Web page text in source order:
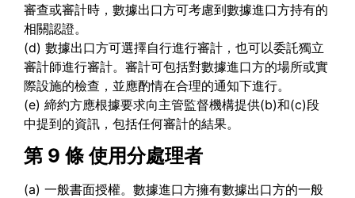
審查或審計時，數據出口方可考慮到數據進口方持有的
相關認證。
(d) 數據出口方可選擇自行進行審計，也可以委託獨立
審計師進行審計。審計可包括對數據進口方的場所或實
際設施的檢查，並應酌情在合理的通知下進行。
(e) 締約方應根據要求向主管監督機構提供(b)和(c)段
中提到的資訊，包括任何審計的結果。
第 9 條 使用分處理者
(a) 一般書面授權。數據進口方擁有數據出口方的一般